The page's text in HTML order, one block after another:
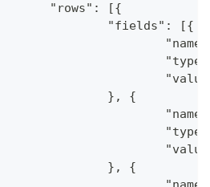
			"rows": [{
				"fields": [{
				}, {
				}, {